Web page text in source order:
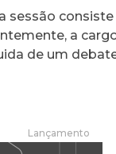
sessão
a
de um
Lançamento